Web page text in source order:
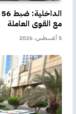
مع القوى العاملة
5 أغسطس، 2026